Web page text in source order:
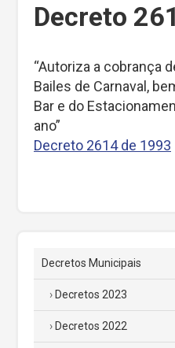
Decreto
“Autoriza a cobrança
Bailes de Carnaval,
Bar e do
ano”
Decreto 2614 de 1993
Decretos Municipais
Decretos 2023
Decretos 2022